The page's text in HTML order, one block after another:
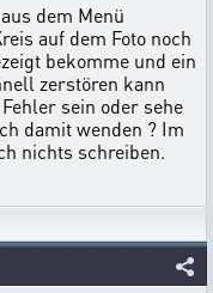
dem Menü
auf dem Foto noch
bekomme und ein
zerstören kann
sein oder sehe
damit wenden ? Im
nichts schreiben.